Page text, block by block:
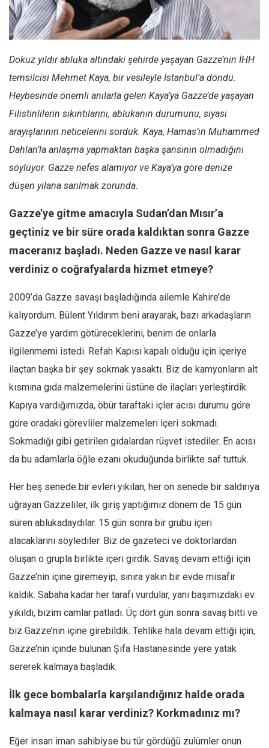
Facebook
Instagram
Editörden
Kemal Özer
Mahmut Toptaş
Yvonne Ridley
Barış Tarımcıoğlu
Ömer Kayani
Yusuf Armağan
Hasanali Yıldırım
Leyla Şerif Emin
Selçuk Türkyılmaz
Amina S. Jenenkovic
Bağdagül Öz
Esra Elönü
» Yazar arşivi
Bu Sayı
Tüm Sayılar
Kitap
Karisi kitap sualleri
Ekonomi
Spor
Manzara
Sağlık
Gıda-Beslenme
Hayat
Türkiye
Siyaset
Dünya
Dokuz yıldır abluka altındaki şehirde yaşayan Gazze’nin İHH
temsilcisi Mehmet Kaya, bir vesileyle İstanbul’a döndü.
Heybesinde önemli anılarla gelen Kaya’ya Gazze’de yaşayan
Filistinlilerin sıkıntılarını, ablukanın durumunu, siyasi
arayışlarının neticelerini sorduk. Kaya, Hamas’ın Muhammed
Dahlan’la anlaşma yapmaktan başka şansının olmadığını
söylüyor. Gazze nefes alamıyor ve Kaya’ya göre denize
düşen yılana sarılmak zorunda.
Gazze’ye gitme amacıyla Sudan’dan Mısır’a
geçtiniz ve bir süre orada kaldıktan sonra Gazze
maceranız başladı. Neden Gazze ve nasıl karar
verdiniz o coğrafyalarda hizmet etmeye?
2009’da Gazze savaşı başladığında ailemle Kahire’de
kalıyordum. Bülent Yıldırım beni arayarak, bazı arkadaşların
Gazze’ye yardım götüreceklerini, benim de onlarla
ilgilenmemi istedi. Refah Kapısı kapalı olduğu için içeriye
ilaçtan başka bir şey sokmak yasaktı. Biz de kamyonların alt
kısmına gıda malzemelerini üstüne de ilaçları yerleştirdik.
Kapıya vardığımızda, öbür taraftaki içler acısı durumu göre
göre oradaki görevliler malzemeleri içeri sokmadı.
Sokmadığı gibi getirilen gıdalardan rüşvet istediler. En acısı
da bu adamlarla öğle ezanı okuduğunda birlikte saf tuttuk.
Her beş senede bir evleri yıkılan, her on senede bir saldırıya
uğrayan Gazzeliler, ilk giriş yaptığımız dönem de 15 gün
süren ablukadaydılar. 15 gün sonra bir grubu içeri
alacaklarını söylediler. Biz de gazeteci ve doktorlardan
oluşan o grupla birlikte içeri girdik. Savaş devam ettiği için
Gazze’nin içine giremeyip, sınıra yakın bir evde misafir
kaldık. Sabaha kadar her tarafı vurdular, yanı başımızdaki ev
yıkıldı, bizim camlar patladı. Üç dört gün sonra savaş bitti ve
biz Gazze’nin içine girebildik. Tehlike hala devam ettiği için,
Gazze’nin içinde bulunan Şifa Hastanesinde yere yatak
sererek kalmaya başladık.
İlk gece bombalarla karşılandığınız halde orada
kalmaya nasıl karar verdiniz? Korkmadınız mı?
Eğer insan iman sahibiyse bu tür gördüğü zulümler onun